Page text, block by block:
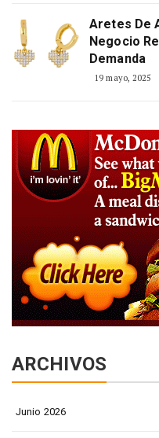
Aretes De
Negocio
Demanda
19 mayo, 2025
ARCHIVOS
Junio 2026